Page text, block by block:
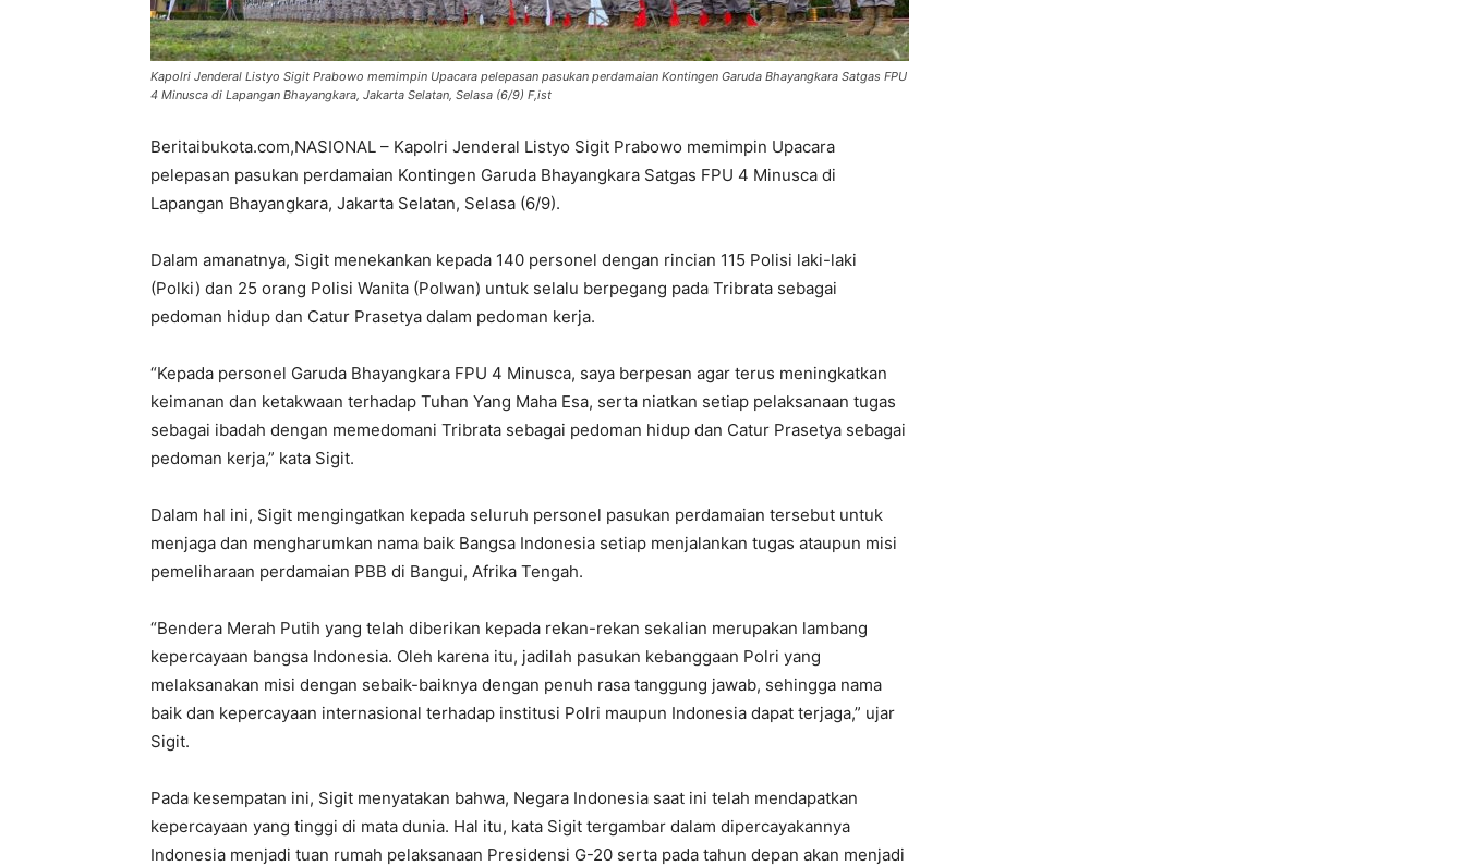
Kapolri Jenderal Listyo Sigit Prabowo memimpin Upacara pelepasan pasukan perdamaian Kontingen Garuda Bhayangkara Satgas FPU
4 Minusca di Lapangan Bhayangkara, Jakarta Selatan, Selasa (6/9) F,ist
Beritaibukota.com,NASIONAL – Kapolri Jenderal Listyo Sigit Prabowo memimpin Upacara
pelepasan pasukan perdamaian Kontingen Garuda Bhayangkara Satgas FPU 4 Minusca di
Lapangan Bhayangkara, Jakarta Selatan, Selasa (6/9).
Dalam amanatnya, Sigit menekankan kepada 140 personel dengan rincian 115 Polisi laki-laki
(Polki) dan 25 orang Polisi Wanita (Polwan) untuk selalu berpegang pada Tribrata sebagai
pedoman hidup dan Catur Prasetya dalam pedoman kerja.
“Kepada personel Garuda Bhayangkara FPU 4 Minusca, saya berpesan agar terus meningkatkan
keimanan dan ketakwaan terhadap Tuhan Yang Maha Esa, serta niatkan setiap pelaksanaan tugas
sebagai ibadah dengan memedomani Tribrata sebagai pedoman hidup dan Catur Prasetya sebagai
pedoman kerja,” kata Sigit.
Dalam hal ini, Sigit mengingatkan kepada seluruh personel pasukan perdamaian tersebut untuk
menjaga dan mengharumkan nama baik Bangsa Indonesia setiap menjalankan tugas ataupun misi
pemeliharaan perdamaian PBB di Bangui, Afrika Tengah.
“Bendera Merah Putih yang telah diberikan kepada rekan-rekan sekalian merupakan lambang
kepercayaan bangsa Indonesia. Oleh karena itu, jadilah pasukan kebanggaan Polri yang
melaksanakan misi dengan sebaik-baiknya dengan penuh rasa tanggung jawab, sehingga nama
baik dan kepercayaan internasional terhadap institusi Polri maupun Indonesia dapat terjaga,” ujar
Sigit.
Pada kesempatan ini, Sigit menyatakan bahwa, Negara Indonesia saat ini telah mendapatkan
kepercayaan yang tinggi di mata dunia. Hal itu, kata Sigit tergambar dalam dipercayakannya
Indonesia menjadi tuan rumah pelaksanaan Presidensi G-20 serta pada tahun depan akan menjadi